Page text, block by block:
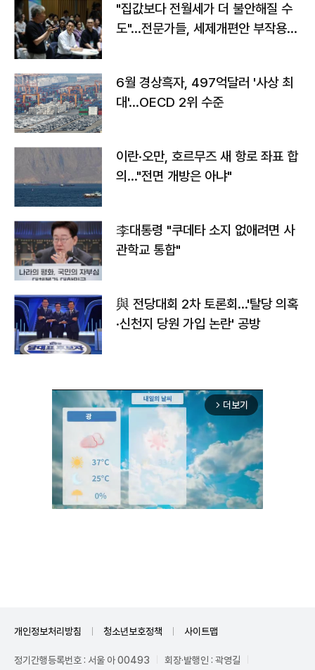
"집값보다 전월세가 더 불안해질 수
도"…전문가들, 세제개편안 부작용
6월 경상흑자, 497억달러 '사상 최
대'…OECD 2위 수준
이란·오만, 호르무즈 새 항로 좌표 합
의…"전면 개방은 아냐"
李대통령 "쿠데타 소지 없애려면 사
관학교 통합"
與 전당대회 2차 토론회…'탈당 의혹
·신천지 당원 가입 논란' 공방
arrow_forward_ios 더보기
개인정보처리방침 청소년보호정책 사이트맵
정기간행등록번호 : 서울 아 00493 회장·발행인 : 곽영길